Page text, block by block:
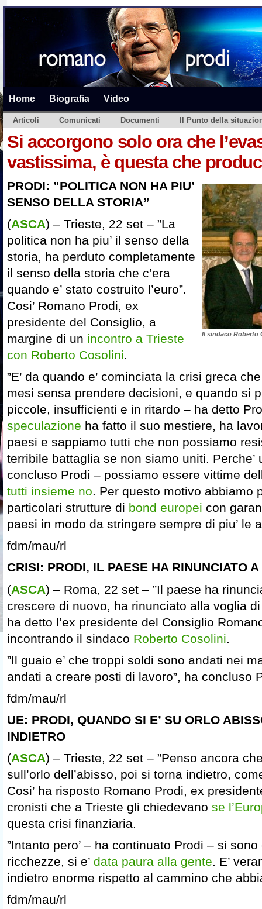
Home Biografia Video
Articoli Comunicati Documenti Il Punto della
Si accorgono solo ora che
vastissima, è questa che
Il sindaco Roberto
PRODI: ”POLITICA NON HA PIU’
SENSO DELLA STORIA”
(ASCA) – Trieste, 22 set – ”La
politica non ha piu’ il senso della
storia, ha perduto completamente
il senso della storia che c’era
quando e’ stato costruito l’euro”.
Cosi’ Romano Prodi, ex
presidente del Consiglio, a
margine di un incontro a Trieste
con Roberto Cosolini.
”E’ da quando e’ cominciata la crisi greca
mesi sensa prendere decisioni, e quando si
piccole, insufficienti e in ritardo – ha detto
speculazione ha fatto il suo mestiere, ha
paesi e sappiamo tutti che non possiamo
terribile battaglia se non siamo uniti. Perche’
concluso Prodi – possiamo essere vittime
tutti insieme no. Per questo motivo abbiamo
particolari strutture di bond europei con
paesi in modo da stringere sempre di piu’ le
fdm/mau/rl
CRISI: PRODI, IL PAESE HA RINUNCIATO
(ASCA) – Roma, 22 set – ”Il paese ha
crescere di nuovo, ha rinunciato alla voglia
ha detto l’ex presidente del Consiglio
incontrando il sindaco Roberto Cosolini
”Il guaio e’ che troppi soldi sono andati nei
andati a creare posti di lavoro”, ha concluso
fdm/mau/rl
UE: PRODI, QUANDO SI E’ SU ORLO
INDIETRO
(ASCA) – Trieste, 22 set – ”Penso ancora
sull’orlo dell’abisso, poi si torna indietro,
Cosi’ ha risposto Romano Prodi, ex
cronisti che a Trieste gli chiedevano se
questa crisi finanziaria.
”Intanto pero’ – ha continuato Prodi – si
ricchezze, si e’ data paura alla gente. E’
indietro enorme rispetto al cammino che
fdm/mau/rl